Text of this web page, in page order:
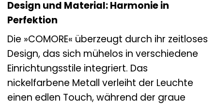
Design und Material: Harmonie in
Perfektion
Die »COMORE« überzeugt durch ihr zeitloses
Design, das sich mühelos in verschiedene
Einrichtungsstile integriert. Das
nickelfarbene Metall verleiht der Leuchte
einen edlen Touch, während der graue